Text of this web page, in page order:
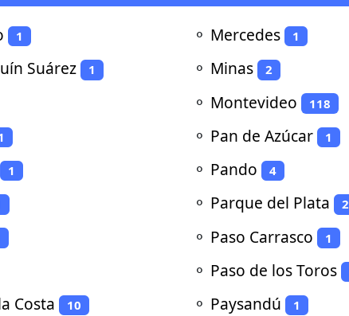
1
Suárez 1
1
Costa 10
⚬ Mercedes 1
⚬ Minas 2
⚬ Montevideo 118
⚬ Pan de Azúcar 1
⚬ Pando 4
⚬ Parque del Plata 2
⚬ Paso Carrasco 1
⚬ Paso de los Toros
⚬ Paysandú 1